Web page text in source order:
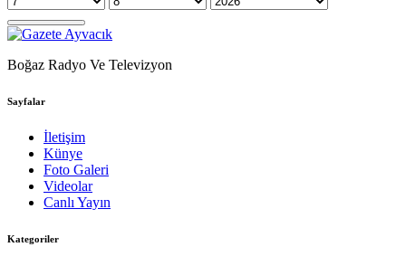
Boğaz Radyo Ve Televizyon
Sayfalar
İletişim
Künye
Foto Galeri
Videolar
Canlı Yayın
Kategoriler